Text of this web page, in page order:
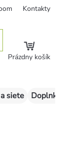
Kontakty
Prázdny košík
siete Doplnky